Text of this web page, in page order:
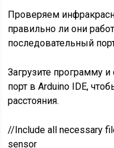
Проверяем
правильно ли они
последовательный
Загрузите программу
порт в Arduino IDE,
расстояния.
//Include all necessary
sensor